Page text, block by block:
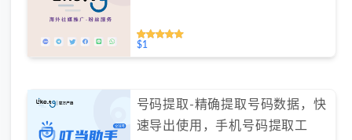
$1
号码提取-精确提取号码数据，快
速导出使用，手机号码提取工